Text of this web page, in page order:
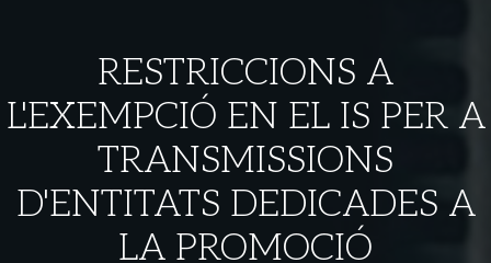
RESTRICCIONS A
L'EXEMPCIÓ EN EL IS PER A
TRANSMISSIONS
D'ENTITATS DEDICADES A
LA PROMOCIÓ